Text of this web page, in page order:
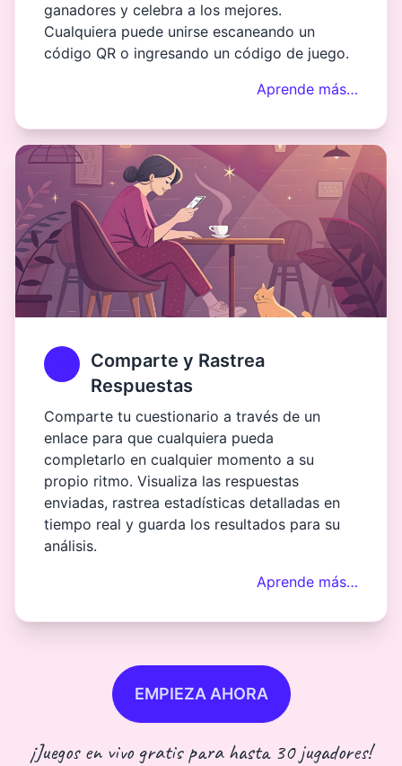
ganadores y celebra a los mejores.
Cualquiera puede unirse escaneando un
código QR o ingresando un código de juego.
Aprende más…
Comparte y Rastrea
Respuestas
Comparte tu cuestionario a través de un
enlace para que cualquiera pueda
completarlo en cualquier momento a su
propio ritmo. Visualiza las respuestas
enviadas, rastrea estadísticas detalladas en
tiempo real y guarda los resultados para su
análisis.
Aprende más…
EMPIEZA AHORA
¡Juegos en vivo gratis para hasta 30 jugadores!